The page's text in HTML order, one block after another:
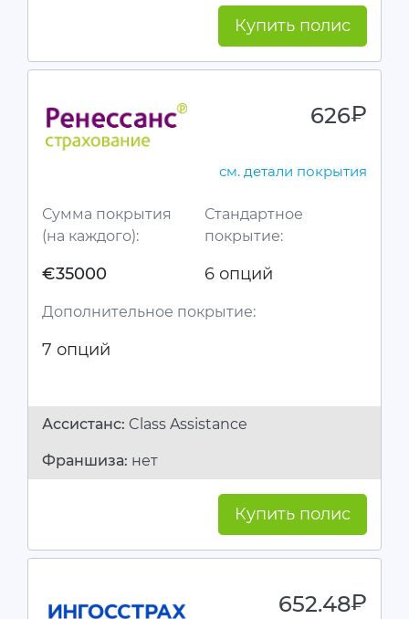
Купить полис
626руб.
см. детали покрытия
Сумма покрытия
(на каждого):
€35000
Стандартное
покрытие:
6 опций
Дополнительное покрытие:
7 опций
Ассистанc: Class Assistance
Франшиза: нет
Купить полис
652.48руб.